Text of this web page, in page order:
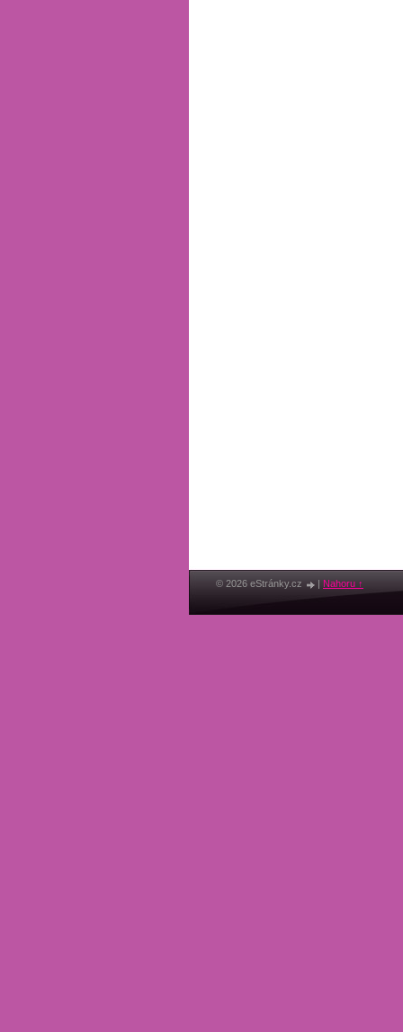
© 2026 eStránky.cz | Nahoru ↑